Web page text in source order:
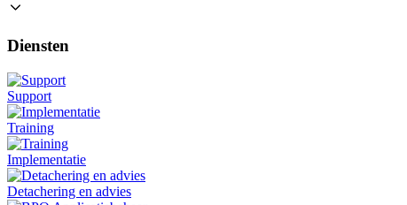
Diensten
Support
Training
Implementatie
Detachering en advies